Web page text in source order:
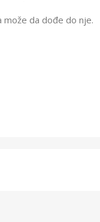
može da dođe do nje.